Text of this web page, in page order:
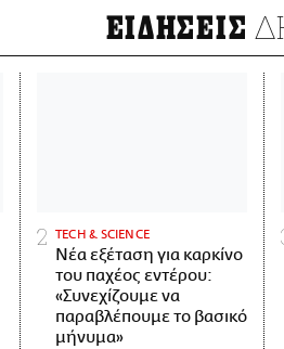
ΕΙΔΗΣΕΙΣ
ΤECH & SCIENCE
Νέα εξέταση για καρκίνο
του παχέος εντέρου:
«Συνεχίζουμε να
παραβλέπουμε το βασικό
μήνυμα»